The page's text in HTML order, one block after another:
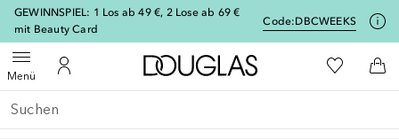
GEWINNSPIEL: 1 Los ab 49 €, 2 Lose ab 69 €
mit Beauty Card
Code:DBCWEEKS
MenüMenü öffnenZu Meinem Kundenkonto
Zur Douglas Startseite
Zu Meiner
Gehe zurück
Suche ausführen
[navigation.slideout.screenreader]